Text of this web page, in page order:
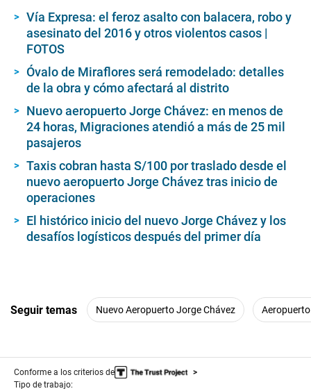
Vía Expresa: el feroz asalto con balacera, robo y
asesinato del 2016 y otros violentos casos |
FOTOS
Óvalo de Miraflores será remodelado: detalles
de la obra y cómo afectará al distrito
Nuevo aeropuerto Jorge Chávez: en menos de
24 horas, Migraciones atendió a más de 25 mil
pasajeros
Taxis cobran hasta S/100 por traslado desde el
nuevo aeropuerto Jorge Chávez tras inicio de
operaciones
El histórico inicio del nuevo Jorge Chávez y los
desafíos logísticos después del primer día
Seguir temas Nuevo Aeropuerto Jorge Chávez
Conforme a los criterios de
Tipo de trabajo: